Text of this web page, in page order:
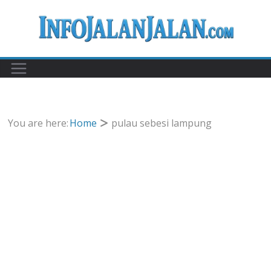
You are here:Home pulau sebesi lampung